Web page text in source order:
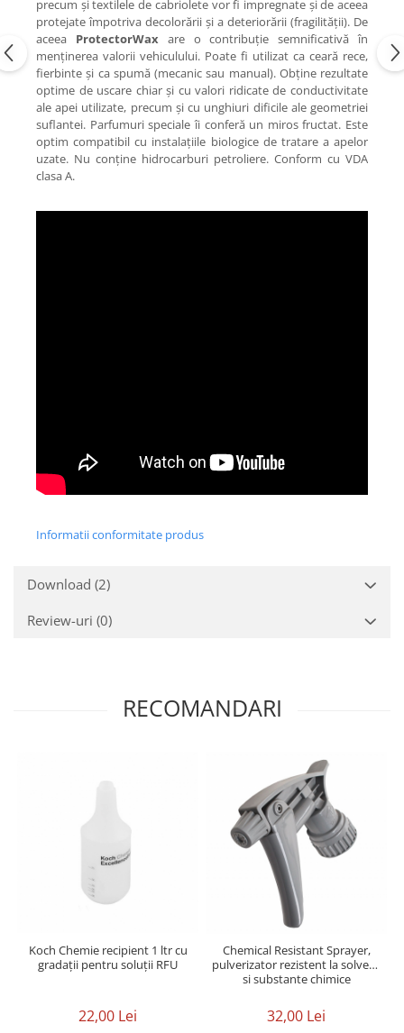
precum și textilele de cabriolete vor fi impregnate și de aceea
protejate împotriva decolorării și a deteriorării (fragilității). De
aceea ProtectorWaxare o contribuție semnificativă în
menținerea valorii vehiculului. Poate fi utilizat ca ceară rece,
fierbinte și ca spumă (mecanic sau manual). Obține rezultate
optime de uscare chiar și cu valori ridicate de conductivitate
ale apei utilizate, precum și cu unghiuri dificile ale geometriei
suflantei. Parfumuri speciale îi conferă un miros fructat. Este
optim compatibil cu instalațiile biologice de tratare a apelor
uzate. Nu conține hidrocarburi petroliere. Conform cu VDA
clasa A.
Informatii conformitate produs
Download (2)
Review-uri (0)
RECOMANDARI
Koch Chemie recipient 1 ltr cu
gradații pentru soluții RFU
22,00 Lei
Chemical Resistant Sprayer,
pulverizator rezistent la solvent
si substante chimice
32,00 Lei